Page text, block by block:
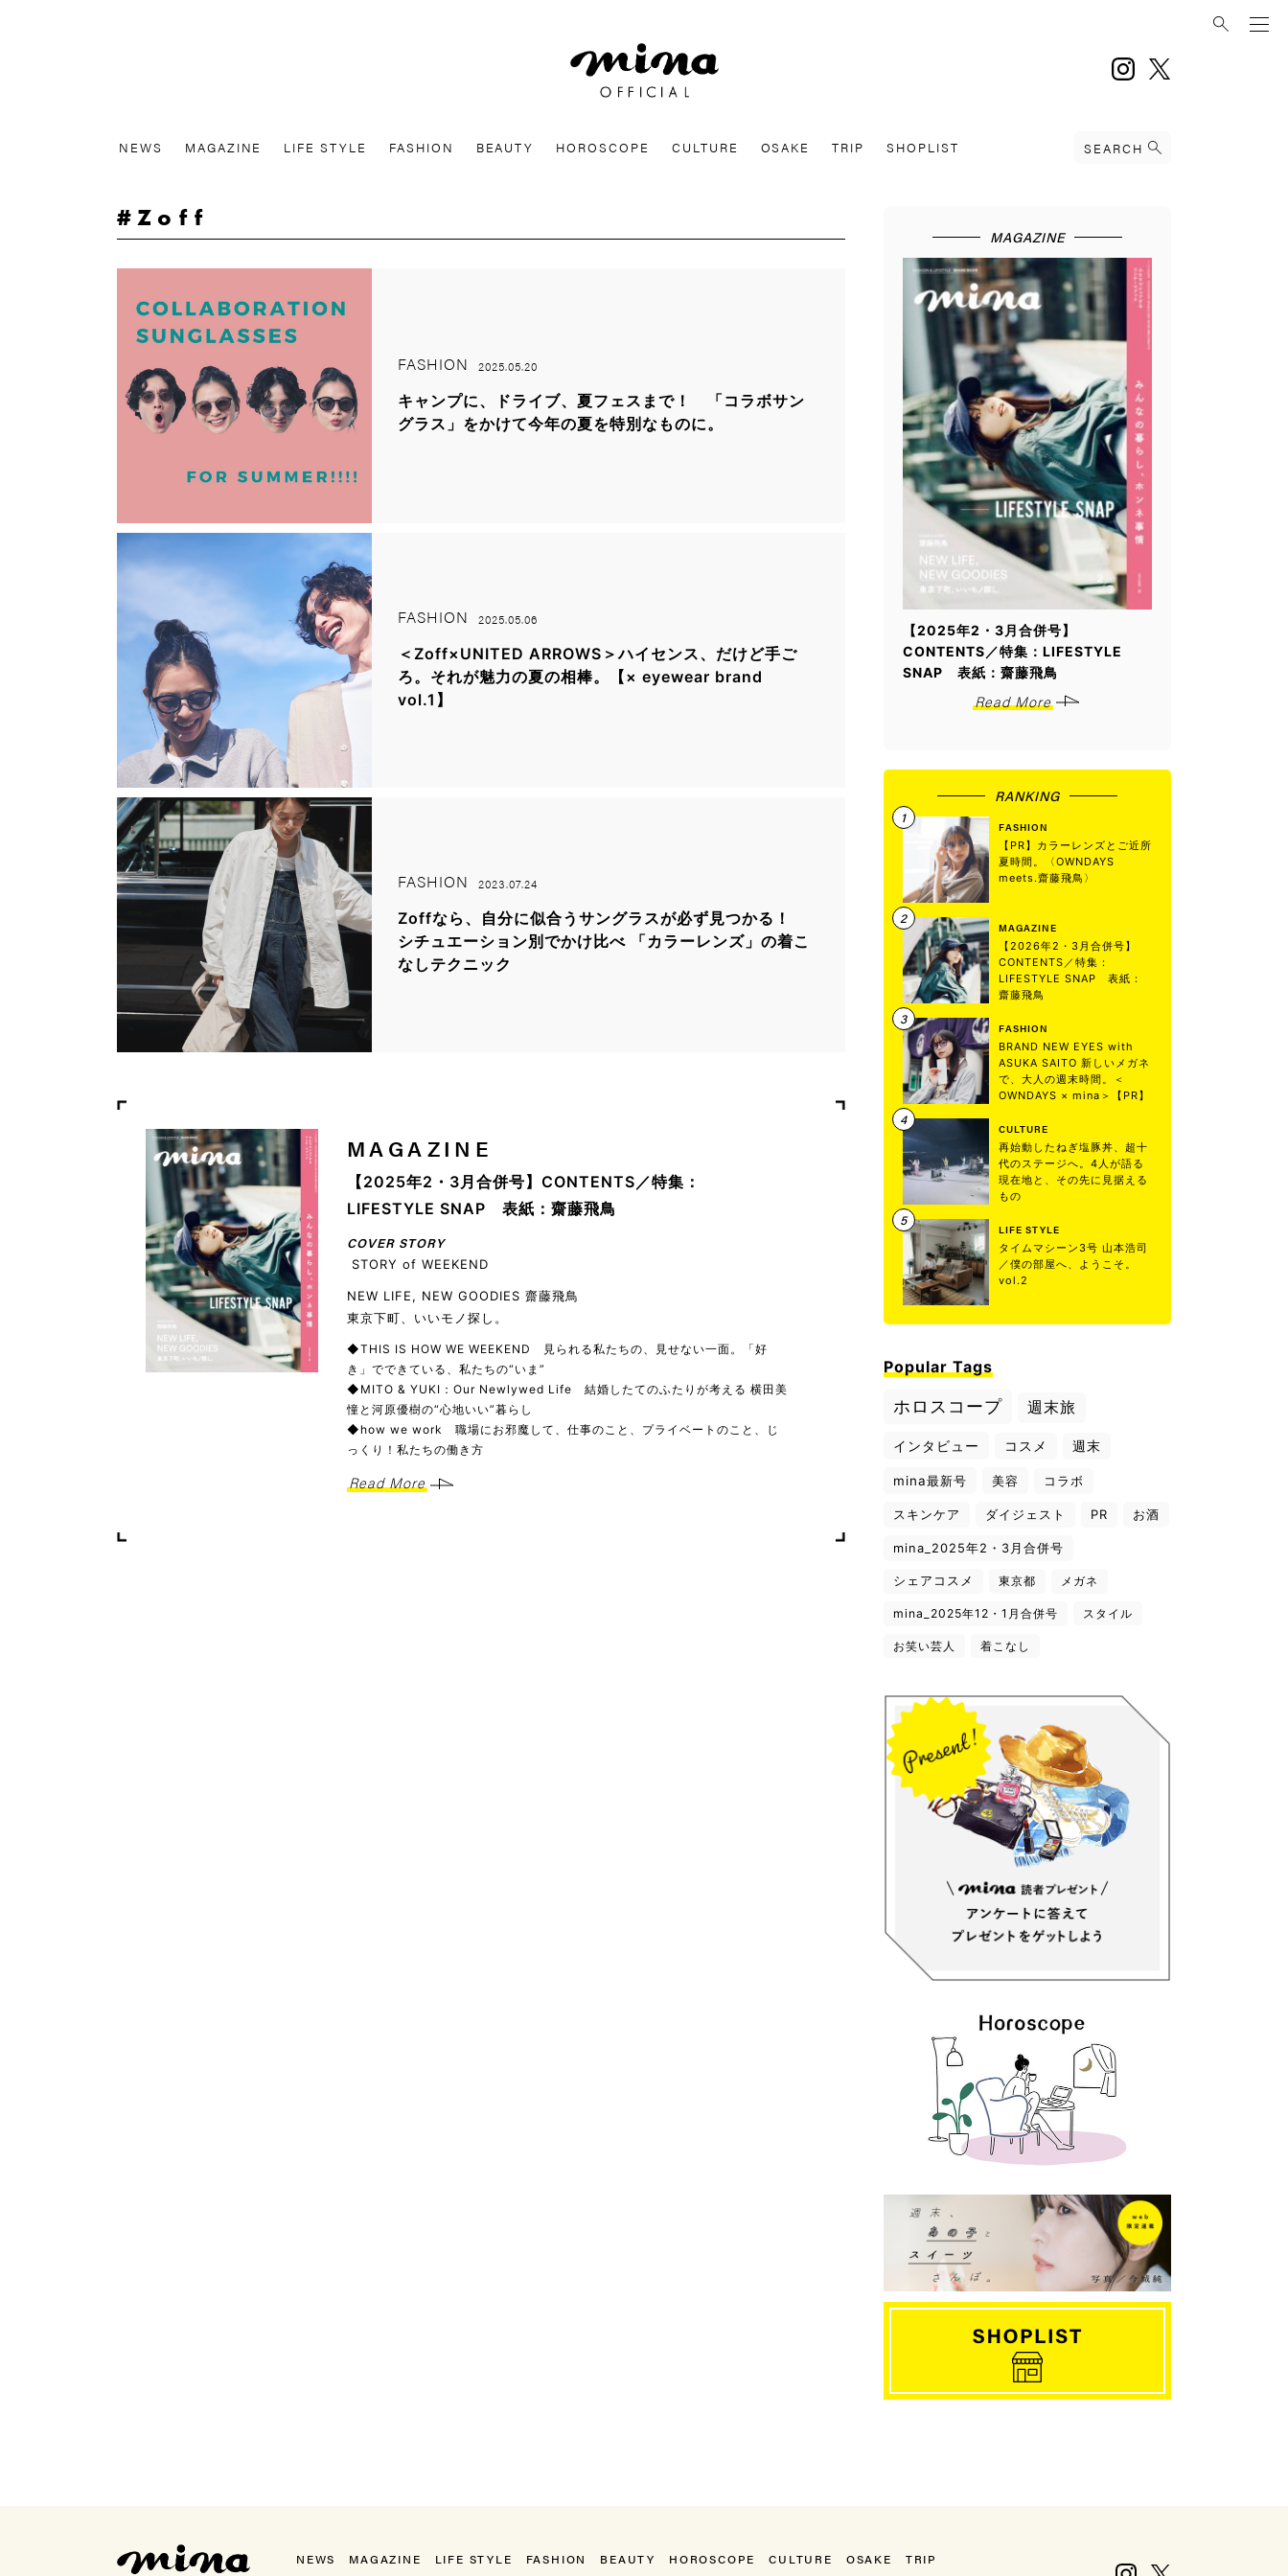
instagram
NEWS MAGAZINE LIFE STYLE FASHION BEAUTY HOROSCOPE CULTURE OSAKE TRIP SHOPLIST SEARCH
Zoff
FASHION 2025.05.20
キャンプに、ドライブ、夏フェスまで！ 「コラボサン
グラス」をかけて今年の夏を特別なものに。
FASHION 2025.05.06
＜Zoff×UNITED ARROWS＞ハイセンス、だけど手ご
ろ。それが魅力の夏の相棒。【× eyewear brand
vol.1】
FASHION 2023.07.24
Zoffなら、自分に似合うサングラスが必ず見つかる！
シチュエーション別でかけ比べ 「カラーレンズ」の着こ
なしテクニック
MAGAZINE
【2025年2・3月合併号】CONTENTS／特集：
LIFESTYLE SNAP 表紙：齋藤飛鳥
COVER STORY
STORY of WEEKEND
NEW LIFE, NEW GOODIES 齋藤飛鳥
東京下町、いいモノ探し。
◆THIS IS HOW WE WEEKEND 見られる私たちの、見せない一面。「好
き」でできている、私たちの“いま”
◆MITO & YUKI：Our Newlywed Life 結婚したてのふたりが考える 横田美
憧と河原優樹の“心地いい”暮らし
◆how we work 職場にお邪魔して、仕事のこと、プライベートのこと、じ
っくり！私たちの働き方
Read More
MAGAZINE
【2025年2・3月合併号】
CONTENTS／特集：LIFESTYLE
SNAP 表紙：齋藤飛鳥
Read More
RANKING
FASHION
【PR】カラーレンズとご近所
夏時間。〈OWNDAYS
meets.齋藤飛鳥〉
MAGAZINE
【2026年2・3月合併号】
CONTENTS／特集：
LIFESTYLE SNAP 表紙：
齋藤飛鳥
FASHION
BRAND NEW EYES with
ASUKA SAITO 新しいメガネ
で、大人の週末時間。＜
OWNDAYS × mina＞【PR】
CULTURE
再始動したねぎ塩豚丼、超十
代のステージへ。4人が語る
現在地と、その先に見据える
もの
LIFE STYLE
タイムマシーン3号 山本浩司
／僕の部屋へ、ようこそ。
vol.2
Popular Tags
ホロスコープ 週末旅
インタビュー コスメ 週末
mina最新号 美容 コラボ
スキンケア ダイジェスト PR お酒
mina_2025年2・3月合併号
シェアコスメ 東京都 メガネ
mina_2025年12・1月合併号 スタイル
お笑い芸人 着こなし
NEWS MAGAZINE LIFE STYLE FASHION BEAUTY HOROSCOPE CULTURE OSAKE
TRIP
Instagram